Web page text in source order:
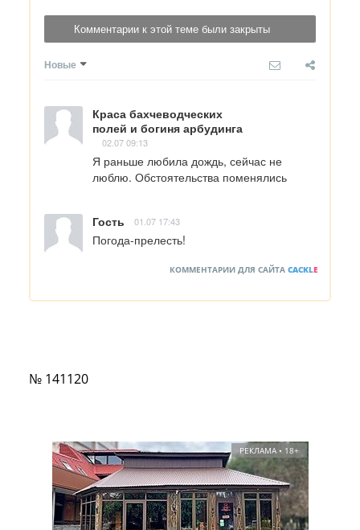
Комментарии к этой теме были закрыты
Новые
Краса бахчеводческих
полей и богиня арбудинга
02.07 09:13
Я раньше любила дождь, сейчас не
люблю. Обстоятельства поменялись
Гость 01.07 17:43
Погода-прелесть!
КОММЕНТАРИИ ДЛЯ САЙТА CACKLE
№ 141120
РЕКЛАМА • 18+